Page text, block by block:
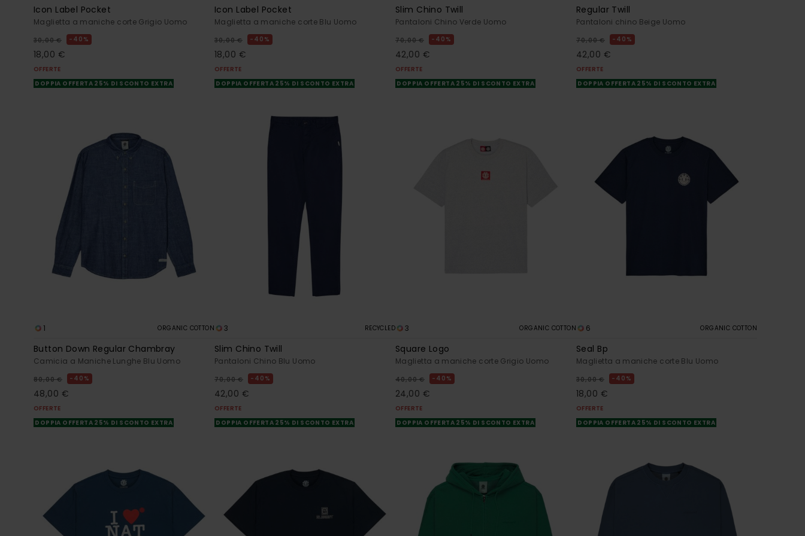
Icon Label Pocket
Maglietta a maniche corte Grigio Uomo
30,00 € 40%
18,00 €
OFFERTE
DOPPIA OFFERTA 25% DI SCONTO EXTRA
Icon Label Pocket
Maglietta a maniche corte Blu Uomo
30,00 € 40%
18,00 €
OFFERTE
DOPPIA OFFERTA 25% DI SCONTO EXTRA
Slim Chino Twill
Pantaloni Chino Verde Uomo
70,00 € 40%
42,00 €
OFFERTE
DOPPIA OFFERTA 25% DI SCONTO EXTRA
Regular Twill
Pantaloni chino Beige Uomo
70,00 € 40%
42,00 €
OFFERTE
DOPPIA OFFERTA 25% DI SCONTO EXTRA
1 ORGANIC COTTON
Button Down Regular Chambray
Camicia a Maniche Lunghe Blu Uomo
80,00 € 40%
48,00 €
OFFERTE
DOPPIA OFFERTA 25% DI SCONTO EXTRA
3 RECYCLED
Slim Chino Twill
Pantaloni Chino Blu Uomo
70,00 € 40%
42,00 €
OFFERTE
DOPPIA OFFERTA 25% DI SCONTO EXTRA
3 ORGANIC COTTON
Square Logo
Maglietta a maniche corte Grigio Uomo
40,00 € 40%
24,00 €
OFFERTE
DOPPIA OFFERTA 25% DI SCONTO EXTRA
6 ORGANIC COTTON
Seal Bp
Maglietta a maniche corte Blu Uomo
30,00 € 40%
18,00 €
OFFERTE
DOPPIA OFFERTA 25% DI SCONTO EXTRA